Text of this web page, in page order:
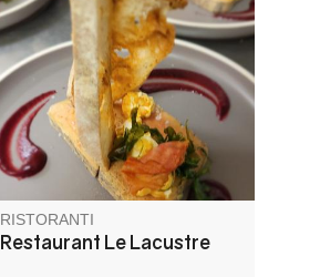
e delicata da assaporare
accanto al lago Roufleiran o
nella sala da pranzo. Piatti
tradizionali e rivisitati con un
servizio accurato e creazioni
con prodotti freschi e fatti in
casa. Lavoriamo alla lavagna.
RISTORANTI
Restaurant Le Lacustre